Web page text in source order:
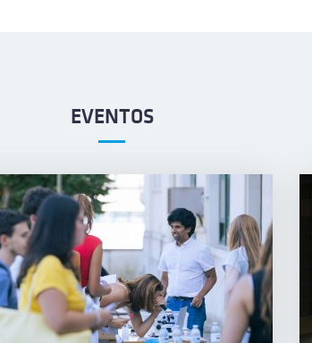
EVENTOS